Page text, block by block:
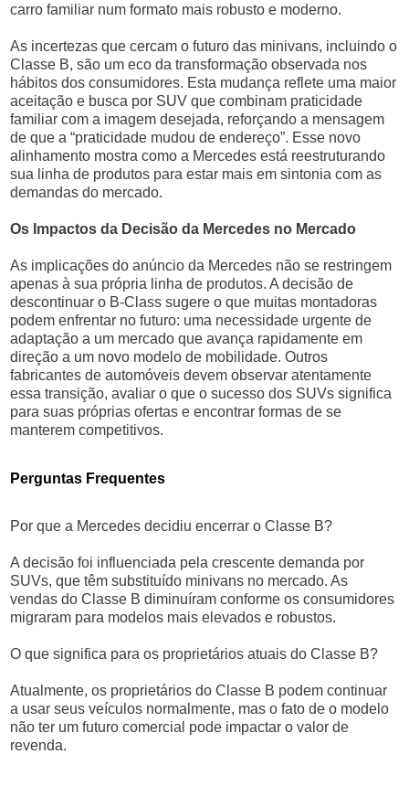
carro familiar num formato mais robusto e moderno.
As incertezas que cercam o futuro das minivans, incluindo o
Classe B, são um eco da transformação observada nos
hábitos dos consumidores. Esta mudança reflete uma maior
aceitação e busca por SUV que combinam praticidade
familiar com a imagem desejada, reforçando a mensagem
de que a “praticidade mudou de endereço”. Esse novo
alinhamento mostra como a Mercedes está reestruturando
sua linha de produtos para estar mais em sintonia com as
demandas do mercado.
Os Impactos da Decisão da Mercedes no Mercado
As implicações do anúncio da Mercedes não se restringem
apenas à sua própria linha de produtos. A decisão de
descontinuar o B-Class sugere o que muitas montadoras
podem enfrentar no futuro: uma necessidade urgente de
adaptação a um mercado que avança rapidamente em
direção a um novo modelo de mobilidade. Outros
fabricantes de automóveis devem observar atentamente
essa transição, avaliar o que o sucesso dos SUVs significa
para suas próprias ofertas e encontrar formas de se
manterem competitivos.
Perguntas Frequentes
Por que a Mercedes decidiu encerrar o Classe B?
A decisão foi influenciada pela crescente demanda por
SUVs, que têm substituído minivans no mercado. As
vendas do Classe B diminuíram conforme os consumidores
migraram para modelos mais elevados e robustos.
O que significa para os proprietários atuais do Classe B?
Atualmente, os proprietários do Classe B podem continuar
a usar seus veículos normalmente, mas o fato de o modelo
não ter um futuro comercial pode impactar o valor de
revenda.